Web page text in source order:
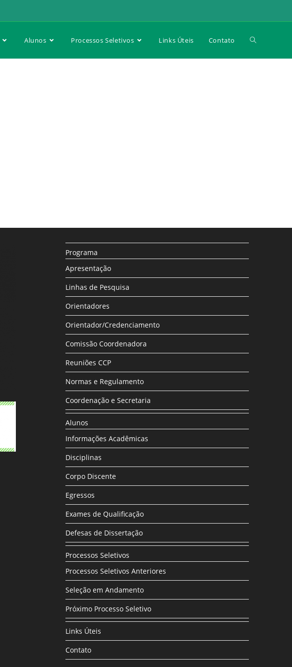
Alunos Processos Seletivos Links Úteis Contato
Programa
Apresentação
Linhas de Pesquisa
Orientadores
Orientador/Credenciamento
Comissão Coordenadora
Reuniões CCP
Normas e Regulamento
Coordenação e Secretaria
Alunos
Informações Acadêmicas
Disciplinas
Corpo Discente
Egressos
Exames de Qualificação
Defesas de Dissertação
Processos Seletivos
Processos Seletivos Anteriores
Seleção em Andamento
Próximo Processo Seletivo
Links Úteis
Contato